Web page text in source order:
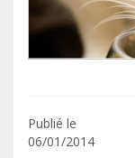
Publié le
06/01/2014